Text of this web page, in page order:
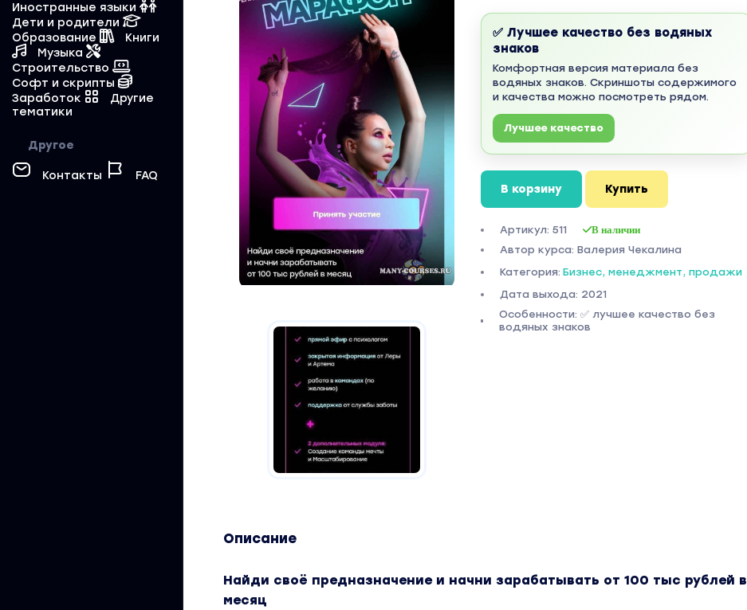
Иностранные языки
Дети и родители
Образование
Книги
Музыка
Строительство
Софт и скрипты
Заработок
Другие
тематики
Другое
Контакты FAQ
✅ Лучшее качество без водяных
знаков
Комфортная версия материала без
водяных знаков. Скриншоты содержимого
и качества можно посмотреть рядом.
Лучшее качество
В корзину Купить
Артикул: 511 В наличии
Автор курса: Валерия Чекалина
Категория: Бизнес, менеджмент, продажи
Дата выхода: 2021
Особенности: ✅ лучшее качество без
водяных знаков
Описание
Найди своё предназначение и начни зарабатывать от 100 тыс рублей в
месяц